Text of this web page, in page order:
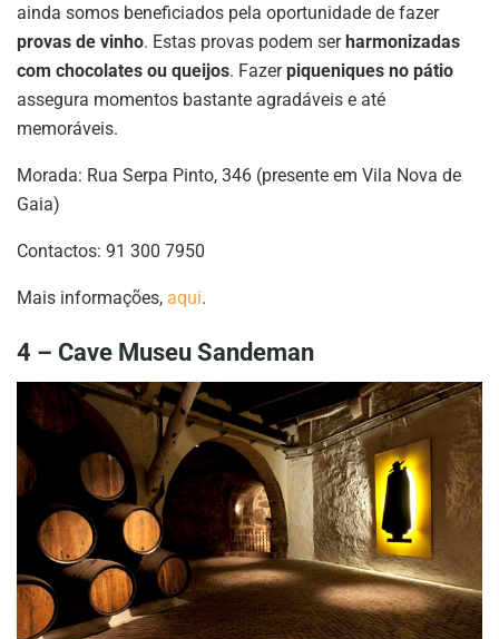
ainda somos beneficiados pela oportunidade de fazer
provas de vinho. Estas provas podem serharmonizadas
com chocolates ou queijos. Fazerpiqueniques no pátio
assegura momentos bastante agradáveis e até
memoráveis.
Morada: Rua Serpa Pinto, 346 (presente em Vila Nova de
Gaia)
Contactos: 91 300 7950
Mais informações, aqui.
4 – Cave Museu Sandeman